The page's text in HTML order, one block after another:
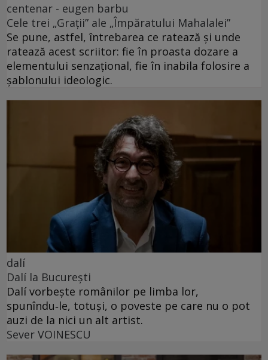
centenar - eugen barbu
Cele trei „Grații” ale „Împăratului Mahalalei”
Se pune, astfel, întrebarea ce ratează și unde
ratează acest scriitor: fie în proasta dozare a
elementului senzațional, fie în inabila folosire a
șablonului ideologic.
dalí
Dalí la București
Dalí vorbește românilor pe limba lor,
spunîndu‑le, totuși, o poveste pe care nu o pot
auzi de la nici un alt artist.
Sever VOINESCU